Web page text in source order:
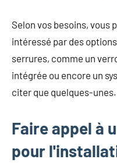
Selon vos besoins, vous
intéressé par des
serrures, comme un
intégrée ou encore un
citer que quelques-unes.
Faire appel à
pour